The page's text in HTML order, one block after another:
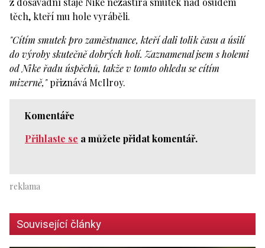
těch, kteří mu hole vyráběli.
"Cítím smutek pro zaměstnance, kteří dali tolik času a úsilí
do výroby skutečně dobrých holí. Zaznamenal jsem s holemi
od Nike řadu úspěchů, takže v tomto ohledu se cítím
mizerně,"přiznává McIlroy.
Komentáře
Přihlaste se a můžete přidat komentář.
Související články